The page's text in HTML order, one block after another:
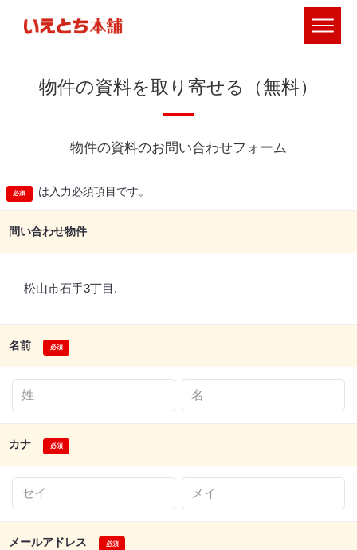
物件の資料を取り寄せる（無料）
物件の資料のお問い合わせフォーム
は入力必須項目です。
問い合わせ物件
松山市石手3丁目.
名前
カナ
メールアドレス